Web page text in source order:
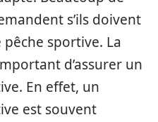
s’ils doivent
sportive. La
d’assurer un
En effet, un
est souvent